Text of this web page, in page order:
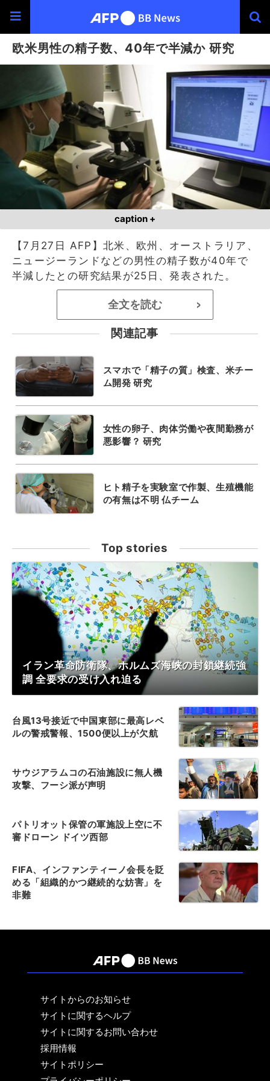
欧米男性の精子数、40年で半減か 研究
caption +
【7月27日 AFP】北米、欧州、オーストラリア、
ニュージーランドなどの男性の精子数が40年で
半減したとの研究結果が25日、発表された。
全文を読む >
関連記事
スマホで「精子の質」検査、米チー
ム開発 研究
女性の卵子、肉体労働や夜間勤務が
悪影響？ 研究
ヒト精子を実験室で作製、生殖機能
の有無は不明 仏チーム
Top stories
イラン革命防衛隊、ホルムズ海峡の封鎖継続強
調 全要求の受け入れ迫る
台風13号接近で中国東部に最高レベ
ルの警戒警報、1500便以上が欠航
サウジアラムコの石油施設に無人機
攻撃、フーシ派が声明
パトリオット保管の軍施設上空に不
審ドローン ドイツ西部
FIFA、インファンティーノ会長を貶
める「組織的かつ継続的な妨害」を
非難
サイトからのお知らせ
サイトに関するヘルプ
サイトに関するお問い合わせ
採用情報
サイトポリシー